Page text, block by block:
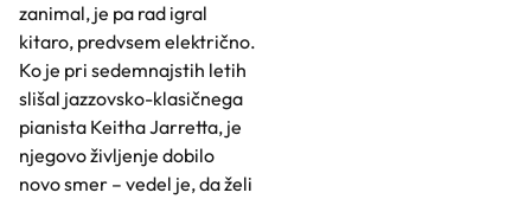
zanimal, je pa rad igral
kitaro, predvsem električno.
Ko je pri sedemnajstih letih
slišal jazzovsko-klasičnega
pianista Keitha Jarretta, je
njegovo življenje dobilo
novo smer – vedel je, da želi